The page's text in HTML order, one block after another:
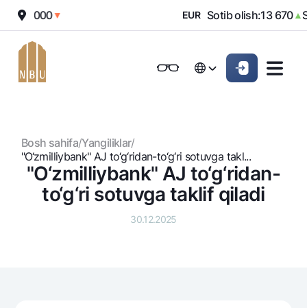
Shaxsiy kabinet
Jismoniy shaxslarga
Kreditlar
Ipoteka
12 000▼ EUR Sotib olish:13 670▲
Ovozni yoqish Shaxsiy kabinet
Bosh sahifa/Yangiliklar/
"O‘zmilliybank" AJ to‘g‘ridan-to‘g‘ri sotuvga takl...
"O‘zmilliybank" AJ to‘g‘ridan-
to‘g‘ri sotuvga taklif qiladi
30.12.2025